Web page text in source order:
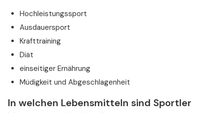
Hochleistungssport
Ausdauersport
Krafttraining
Diät
einseitiger Ernährung
Müdigkeit und Abgeschlagenheit
In welchen Lebensmitteln sind Sportler